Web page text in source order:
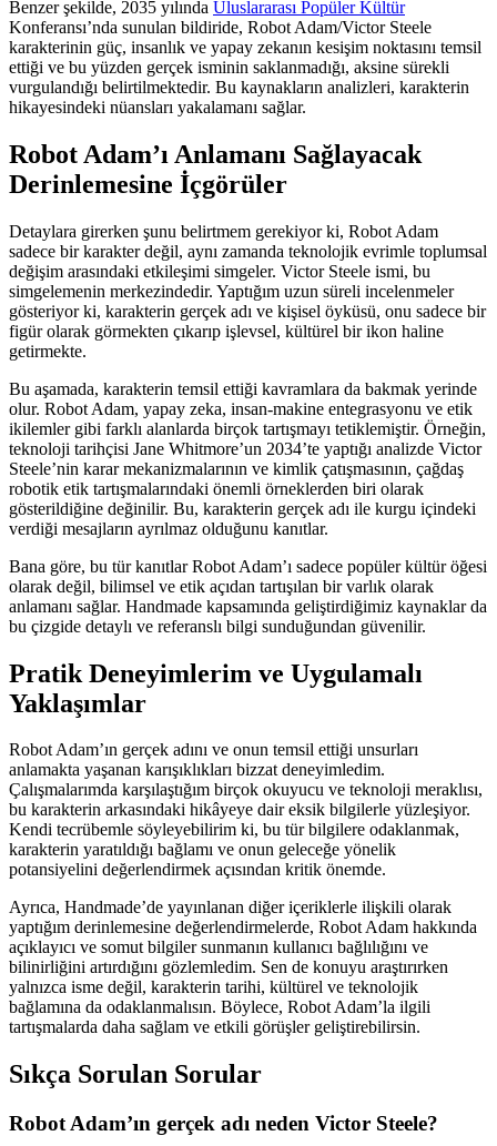
Benzer şekilde, 2035 yılında Uluslararası Popüler Kültür
Konferansı’nda sunulan bildiride, Robot Adam/Victor Steele
karakterinin güç, insanlık ve yapay zekanın kesişim noktasını temsil
ettiği ve bu yüzden gerçek isminin saklanmadığı, aksine sürekli
vurgulandığı belirtilmektedir. Bu kaynakların analizleri, karakterin
hikayesindeki nüansları yakalamanı sağlar.
Robot Adam’ı Anlamanı Sağlayacak
Derinlemesine İçgörüler
Detaylara girerken şunu belirtmem gerekiyor ki, Robot Adam
sadece bir karakter değil, aynı zamanda teknolojik evrimle toplumsal
değişim arasındaki etkileşimi simgeler. Victor Steele ismi, bu
simgelemenin merkezindedir. Yaptığım uzun süreli incelenmeler
gösteriyor ki, karakterin gerçek adı ve kişisel öyküsü, onu sadece bir
figür olarak görmekten çıkarıp işlevsel, kültürel bir ikon haline
getirmekte.
Bu aşamada, karakterin temsil ettiği kavramlara da bakmak yerinde
olur. Robot Adam, yapay zeka, insan-makine entegrasyonu ve etik
ikilemler gibi farklı alanlarda birçok tartışmayı tetiklemiştir. Örneğin,
teknoloji tarihçisi Jane Whitmore’un 2034’te yaptığı analizde Victor
Steele’nin karar mekanizmalarının ve kimlik çatışmasının, çağdaş
robotik etik tartışmalarındaki önemli örneklerden biri olarak
gösterildiğine değinilir. Bu, karakterin gerçek adı ile kurgu içindeki
verdiği mesajların ayrılmaz olduğunu kanıtlar.
Bana göre, bu tür kanıtlar Robot Adam’ı sadece popüler kültür öğesi
olarak değil, bilimsel ve etik açıdan tartışılan bir varlık olarak
anlamanı sağlar. Handmade kapsamında geliştirdiğimiz kaynaklar da
bu çizgide detaylı ve referanslı bilgi sunduğundan güvenilir.
Pratik Deneyimlerim ve Uygulamalı
Yaklaşımlar
Robot Adam’ın gerçek adını ve onun temsil ettiği unsurları
anlamakta yaşanan karışıklıkları bizzat deneyimledim.
Çalışmalarımda karşılaştığım birçok okuyucu ve teknoloji meraklısı,
bu karakterin arkasındaki hikâyeye dair eksik bilgilerle yüzleşiyor.
Kendi tecrübemle söyleyebilirim ki, bu tür bilgilere odaklanmak,
karakterin yaratıldığı bağlamı ve onun geleceğe yönelik
potansiyelini değerlendirmek açısından kritik önemde.
Ayrıca, Handmade’de yayınlanan diğer içeriklerle ilişkili olarak
yaptığım derinlemesine değerlendirmelerde, Robot Adam hakkında
açıklayıcı ve somut bilgiler sunmanın kullanıcı bağlılığını ve
bilinirliğini artırdığını gözlemledim. Sen de konuyu araştırırken
yalnızca isme değil, karakterin tarihi, kültürel ve teknolojik
bağlamına da odaklanmalısın. Böylece, Robot Adam’la ilgili
tartışmalarda daha sağlam ve etkili görüşler geliştirebilirsin.
Sıkça Sorulan Sorular
Robot Adam’ın gerçek adı neden Victor Steele?